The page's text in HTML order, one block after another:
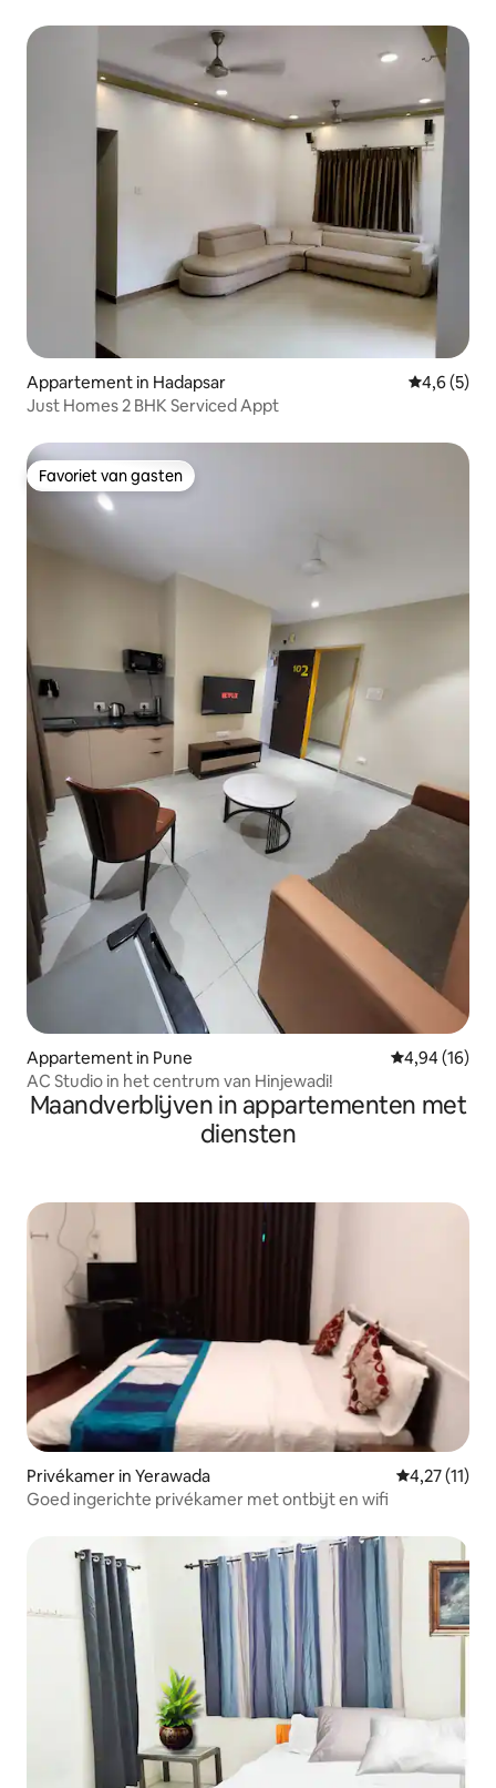
Appartement in Hadapsar
4,6 (5)
Just Homes 2 BHK Serviced Appt
Favoriet van gasten
Favoriet van gasten
Appartement in Pune Gemiddelde
4,94 (16)
AC Studio in het centrum van Hinjewadi!
Maandverblijven in appartementen met
diensten
Privékamer in Yerawada Gemiddelde
4,27 (11)
Goed ingerichte privékamer met ontbijt en wifi